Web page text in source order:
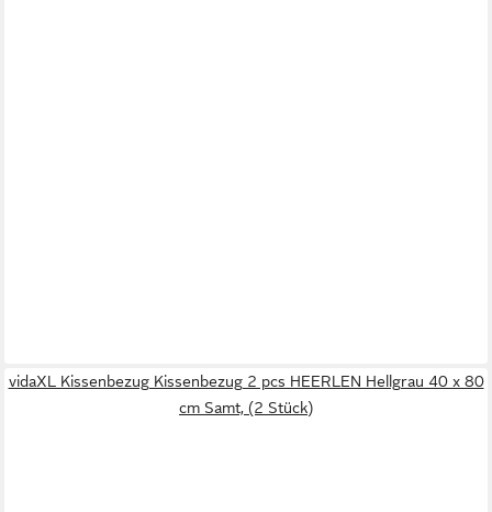
vidaXL Kissenbezug Kissenbezug 2 pcs HEERLEN Hellgrau 40 x 80
cm Samt, (2 Stück)